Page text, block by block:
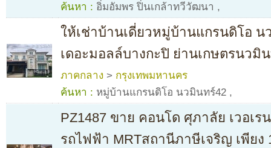
ค้นหา : อิ่มอัมพร ปิ่นเกล้าทวีวัฒนา ,
ให้เช่าบ้านเดี่ยวหมู่บ้านแกรนดิโอ น
เดอะมอลล์บางกะปิ ย่านเกษตรนวมิ
ภาคกลาง > กรุงเทพมหานคร
ค้นหา : หมู่บ้านแกรนดิโอ นวมินทร์42 ,
PZ1487 ขาย คอนโด ศุภาลัย เวอเ
รถไฟฟ้า MRTสถานีภาษีเจริญ เพียง